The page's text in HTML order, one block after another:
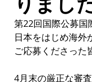
第22回国際公募国
日本をはじめ海外
ご応募くださった
4月末の厳正な審